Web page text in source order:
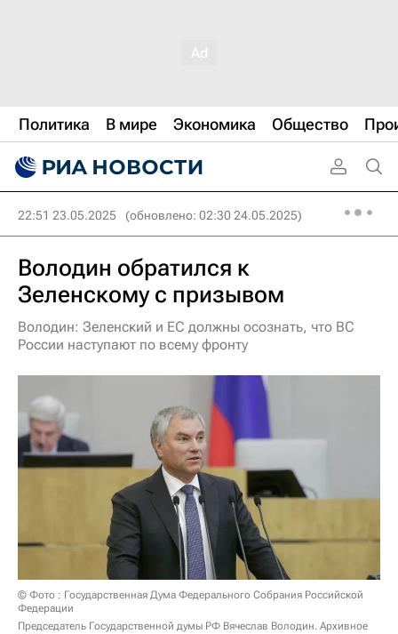
Политика В мире Экономика Общество
22:51 23.05.2025 (обновлено: 02:30 24.05.2025)
Володин обратился к
Зеленскому с призывом
Володин: Зеленский и ЕС должны осознать, что ВС
России наступают по всему фронту
© Фото : Государственная Дума Федерального Собрания Российской
Федерации
Председатель Государственной думы РФ Вячеслав Володин. Архивное